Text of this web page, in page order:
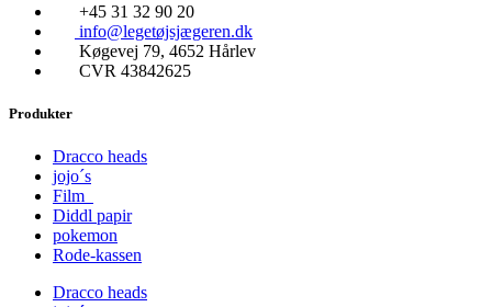
+45 31 32 90 20
info@legetøjsjægeren.dk
Køgevej 79, 4652 Hårlev
CVR 43842625
Produkter
Dracco heads
jojo´s
Film
Diddl papir
pokemon
Rode-kassen
Dracco heads